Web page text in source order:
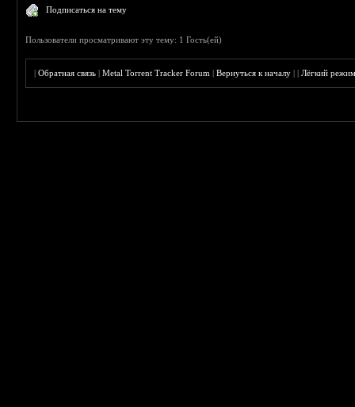
Подписаться на тему
Пользователи просматривают эту тему: 1 Гость(ей)
|Обратная связь |Metal Torrent Tracker Forum |Вернуться к началу ||Лёгкий